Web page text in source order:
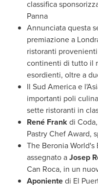
classifica
Panna
Annunciata questa
premiazione a
ristoranti
continenti di tutto il
esordienti, oltre a
Il Sud Americae l'
importanti poli
sette ristoranti in
René Frankdi
Pastry Chef Award,
The Beronia
assegnato aJosep
Can Roca, in un
Aponientedi El